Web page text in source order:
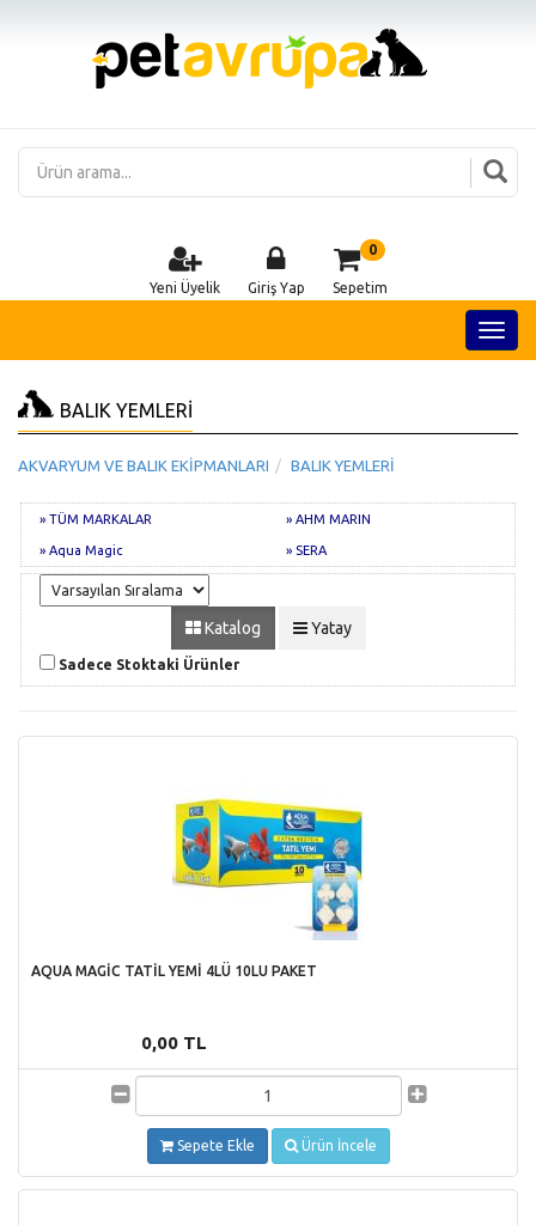
Yeni Üyelik Giriş Yap
0
Sepetim
BALIK YEMLERİ
AKVARYUM VE BALIK EKİPMANLARI BALIK YEMLERİ
» TÜM MARKALAR » AHM MARIN
» Aqua Magic » SERA
Katalog Yatay
Sadece Stoktaki Ürünler
AQUA MAGİC TATİL YEMİ 4LÜ 10LU PAKET
0,00 TL
Sepete Ekle Ürün İncele